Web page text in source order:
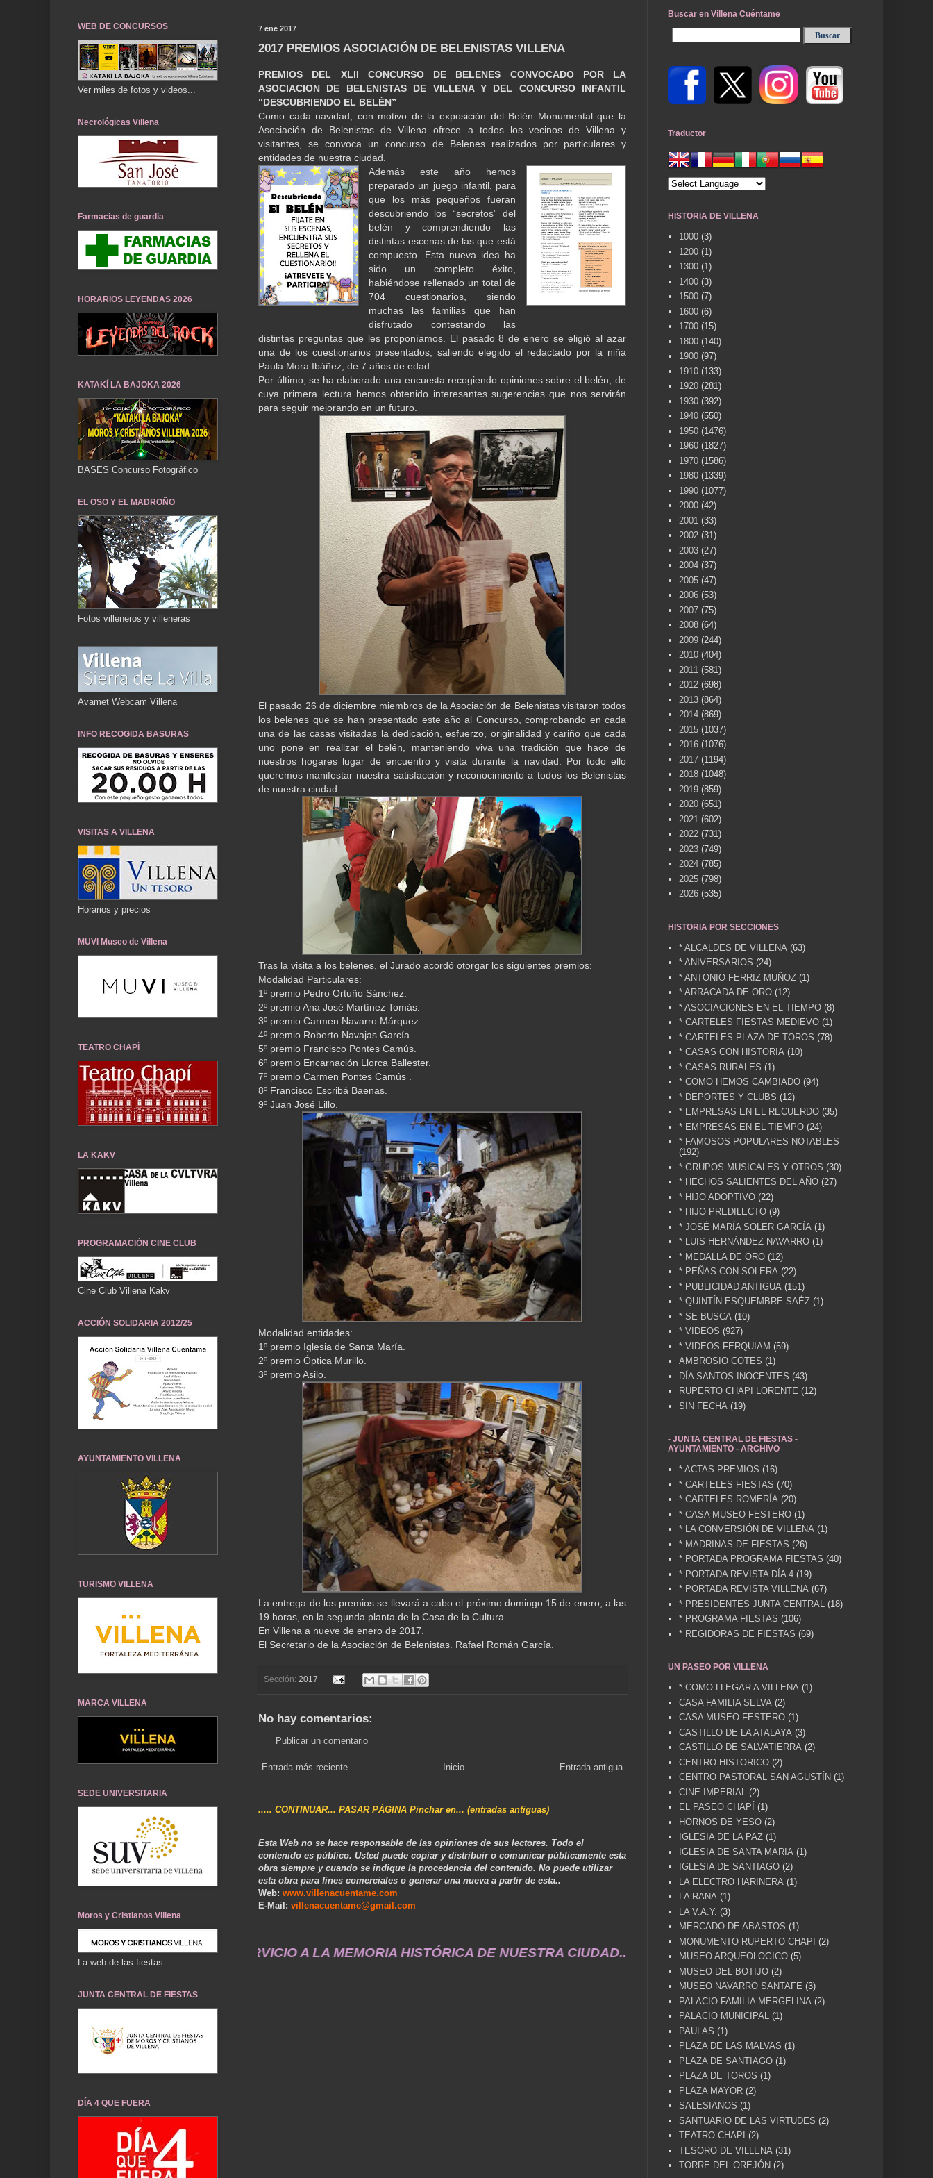
7 ene 2017
2017 PREMIOS ASOCIACIÓN DE BELENISTAS VILLENA
PREMIOS DEL XLII CONCURSO DE BELENES CONVOCADO POR LA
ASOCIACION DE BELENISTAS DE VILLENA Y DEL CONCURSO INFANTIL
“DESCUBRIENDO EL BELÉN”
Como cada navidad, con motivo de la exposición del Belén Monumental que la
Asociación de Belenistas de Villena ofrece a todos los vecinos de Villena y
visitantes, se convoca un concurso de Belenes realizados por particulares y
entidades de nuestra ciudad.
Además este año hemos
preparado un juego infantil, para
que los más pequeños fueran
descubriendo los “secretos” del
belén y comprendiendo las
distintas escenas de las que está
compuesto. Esta nueva idea ha
sido un completo éxito,
habiéndose rellenado un total de
704 cuestionarios, siendo
muchas las familias que han
disfrutado contestando las
distintas preguntas que les proponíamos. El pasado 8 de enero se eligió al azar
una de los cuestionarios presentados, saliendo elegido el redactado por la niña
Paula Mora Ibáñez, de 7 años de edad.
Por último, se ha elaborado una encuesta recogiendo opiniones sobre el belén, de
cuya primera lectura hemos obtenido interesantes sugerencias que nos servirán
para seguir mejorando en un futuro.
El pasado 26 de diciembre miembros de la Asociación de Belenistas visitaron todos
los belenes que se han presentado este año al Concurso, comprobando en cada
una de las casas visitadas la dedicación, esfuerzo, originalidad y cariño que cada
uno pone en realizar el belén, manteniendo viva una tradición que hace de
nuestros hogares lugar de encuentro y visita durante la navidad. Por todo ello
queremos manifestar nuestra satisfacción y reconocimiento a todos los Belenistas
de nuestra ciudad.
Tras la visita a los belenes, el Jurado acordó otorgar los siguientes premios:
Modalidad Particulares:
1º premio Pedro Ortuño Sánchez.
2º premio Ana José Martínez Tomás.
3º premio Carmen Navarro Márquez.
4º premio Roberto Navajas García.
5º premio Francisco Pontes Camús.
6º premio Encarnación Llorca Ballester.
7º premio Carmen Pontes Camús .
8º Francisco Escribá Baenas.
9º Juan José Lillo.
Modalidad entidades:
1º premio Iglesia de Santa María.
2º premio Óptica Murillo.
3º premio Asilo.
La entrega de los premios se llevará a cabo el próximo domingo 15 de enero, a las
19 horas, en la segunda planta de la Casa de la Cultura.
En Villena a nueve de enero de 2017.
El Secretario de la Asociación de Belenistas. Rafael Román García.
Sección: 2017
No hay comentarios:
Publicar un comentario
Entrada más reciente Entrada antigua
Inicio
..... CONTINUAR... PASAR PÁGINA Pinchar en... (entradas antiguas)
Esta Web no se hace responsable de las opiniones de sus lectores. Todo el
contenido es público. Usted puede copiar y distribuir o comunicar públicamente esta
obra siempre y cuando se indique la procedencia del contenido. No puede utilizar
esta obra para fines comerciales o generar una nueva a partir de esta..
Web: www.villenacuentame.com
E-Mail: villenacuentame@gmail.com
CUÉNTAME... UN SERVICIO A LA MEMORIA HISTÓRICA DE NUESTRA CIUDAD... ENVÍA FOTOS Y COMENTARIOS A...
WEB DE CONCURSOS
Ver miles de fotos y videos...
Necrológicas Villena
Farmacias de guardia
HORARIOS LEYENDAS 2026
KATAKÍ LA BAJOKA 2026
BASES Concurso Fotográfico
EL OSO Y EL MADROÑO
Fotos villeneros y villeneras
Avamet Webcam Villena
INFO RECOGIDA BASURAS
VISITAS A VILLENA
Horarios y precios
MUVI Museo de Villena
TEATRO CHAPÍ
LA KAKV
PROGRAMACIÓN CINE CLUB
Cine Club Villena Kakv
ACCIÓN SOLIDARIA 2012/25
AYUNTAMIENTO VILLENA
TURISMO VILLENA
MARCA VILLENA
SEDE UNIVERSITARIA
Moros y Cristianos Villena
La web de las fiestas
JUNTA CENTRAL DE FIESTAS
DÍA 4 QUE FUERA
Buscar en Villena Cuéntame
Traductor
HISTORIA DE VILLENA
1000 (3)
1200 (1)
1300 (1)
1400 (3)
1500 (7)
1600 (6)
1700 (15)
1800 (140)
1900 (97)
1910 (133)
1920 (281)
1930 (392)
1940 (550)
1950 (1476)
1960 (1827)
1970 (1586)
1980 (1339)
1990 (1077)
2000 (42)
2001 (33)
2002 (31)
2003 (27)
2004 (37)
2005 (47)
2006 (53)
2007 (75)
2008 (64)
2009 (244)
2010 (404)
2011 (581)
2012 (698)
2013 (864)
2014 (869)
2015 (1037)
2016 (1076)
2017 (1194)
2018 (1048)
2019 (859)
2020 (651)
2021 (602)
2022 (731)
2023 (749)
2024 (785)
2025 (798)
2026 (535)
HISTORIA POR SECCIONES
* ALCALDES DE VILLENA (63)
* ANIVERSARIOS (24)
* ANTONIO FERRIZ MUÑOZ (1)
* ARRACADA DE ORO (12)
* ASOCIACIONES EN EL TIEMPO (8)
* CARTELES FIESTAS MEDIEVO (1)
* CARTELES PLAZA DE TOROS (78)
* CASAS CON HISTORIA (10)
* CASAS RURALES (1)
* COMO HEMOS CAMBIADO (94)
* DEPORTES Y CLUBS (12)
* EMPRESAS EN EL RECUERDO (35)
* EMPRESAS EN EL TIEMPO (24)
* FAMOSOS POPULARES NOTABLES
(192)
* GRUPOS MUSICALES Y OTROS (30)
* HECHOS SALIENTES DEL AÑO (27)
* HIJO ADOPTIVO (22)
* HIJO PREDILECTO (9)
* JOSÉ MARÍA SOLER GARCÍA (1)
* LUIS HERNÁNDEZ NAVARRO (1)
* MEDALLA DE ORO (12)
* PEÑAS CON SOLERA (22)
* PUBLICIDAD ANTIGUA (151)
* QUINTÍN ESQUEMBRE SAÉZ (1)
* SE BUSCA (10)
* VIDEOS (927)
* VIDEOS FERQUIAM (59)
AMBROSIO COTES (1)
DÍA SANTOS INOCENTES (43)
RUPERTO CHAPI LORENTE (12)
SIN FECHA (19)
- JUNTA CENTRAL DE FIESTAS -
AYUNTAMIENTO - ARCHIVO
* ACTAS PREMIOS (16)
* CARTELES FIESTAS (70)
* CARTELES ROMERÍA (20)
* CASA MUSEO FESTERO (1)
* LA CONVERSIÓN DE VILLENA (1)
* MADRINAS DE FIESTAS (26)
* PORTADA PROGRAMA FIESTAS (40)
* PORTADA REVISTA DÍA 4 (19)
* PORTADA REVISTA VILLENA (67)
* PRESIDENTES JUNTA CENTRAL
(18)
* PROGRAMA FIESTAS (106)
* REGIDORAS DE FIESTAS (69)
UN PASEO POR VILLENA
* COMO LLEGAR A VILLENA (1)
CASA FAMILIA SELVA (2)
CASA MUSEO FESTERO (1)
CASTILLO DE LA ATALAYA (3)
CASTILLO DE SALVATIERRA (2)
CENTRO HISTORICO (2)
CENTRO PASTORAL SAN AGUSTÍN (1)
CINE IMPERIAL
(2)
EL PASEO CHAPÍ
(1)
HORNOS DE YESO (2)
IGLESIA DE LA PAZ (1)
IGLESIA DE SANTA MARIA (1)
IGLESIA DE SANTIAGO (2)
LA ELECTRO HARINERA (1)
LA RANA (1)
LA V.A.Y. (3)
MERCADO DE ABASTOS (1)
MONUMENTO RUPERTO CHAPI
(2)
MUSEO ARQUEOLOGICO (5)
MUSEO DEL BOTIJO (2)
MUSEO NAVARRO SANTAFE (3)
PALACIO FAMILIA MERGELINA (2)
PALACIO MUNICIPAL (1)
PAULAS (1)
PLAZA DE LAS MALVAS (1)
PLAZA DE SANTIAGO (1)
PLAZA DE TOROS (1)
PLAZA MAYOR (2)
SALESIANOS (1)
SANTUARIO DE LAS VIRTUDES (2)
TEATRO CHAPI
(2)
TESORO DE VILLENA (31)
TORRE DEL OREJÓN (2)